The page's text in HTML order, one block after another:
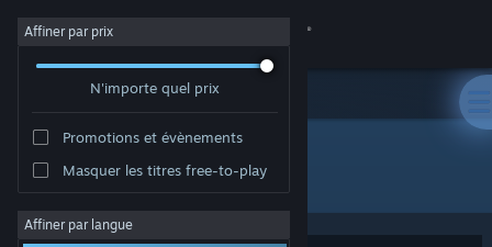
Se connecter
Magasin
À propos
Affiner par prix
N'importe quel prix
Promotions et évènements
Masquer les titres free-to-play
Affiner par langue
Développement : Edvar Studio